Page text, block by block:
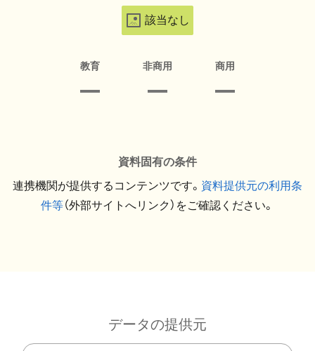
該当なし
教育 非商用 商用
資料固有の条件
連携機関が提供するコンテンツです。 資料提供元の利用条
件等（外部サイトへリンク）をご確認ください。
データの提供元